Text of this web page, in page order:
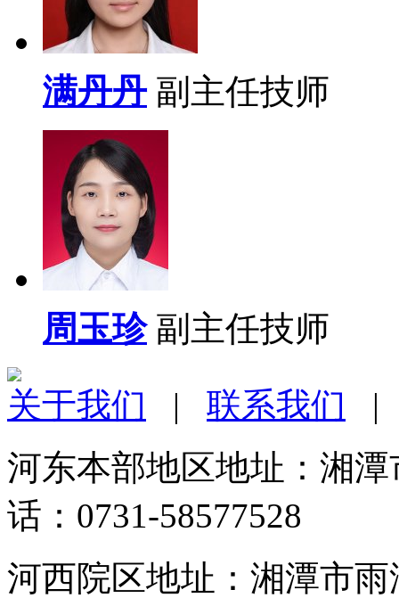
满丹丹副主任技师
周玉珍副主任技师
关于我们 | 联系我们
河东本部地区地址：湘
话：0731-58577528
河西院区地址：湘潭市